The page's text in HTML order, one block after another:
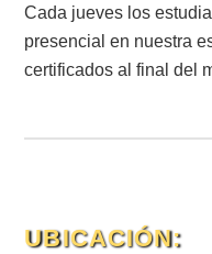
Cada jueves los
presencial en nuestra
certificados al final del
UBICACIÓN: